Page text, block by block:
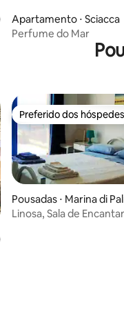
avaliação média de 5,
Apartamento ⋅ Sciacca
Perfume do Mar
avaliação média de 5, 42
Preferido dos hóspedes
Preferido dos hóspedes
Pousadas ⋅ Marina di
Linosa, Sala de